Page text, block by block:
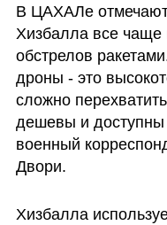
В ЦАХАЛе
Хизбалла все чаще
обстрелов
дроны - это
сложно
дешевы и доступны
военный
Двори.
Хизбалла